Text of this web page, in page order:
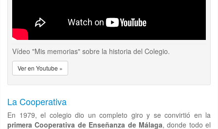
Vídeo "Mis memorias" sobre la historia del Colegio.
Ver en Youtube »
La Cooperativa
En 1979, el colegio dio un completo giro y se convirtió en la
primera Cooperativa de Enseñanza de Málaga, donde todo el